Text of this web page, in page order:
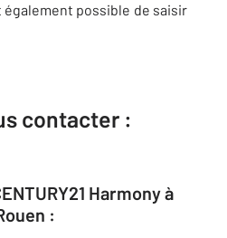
possible de saisir
contacter :
Harmony à
: